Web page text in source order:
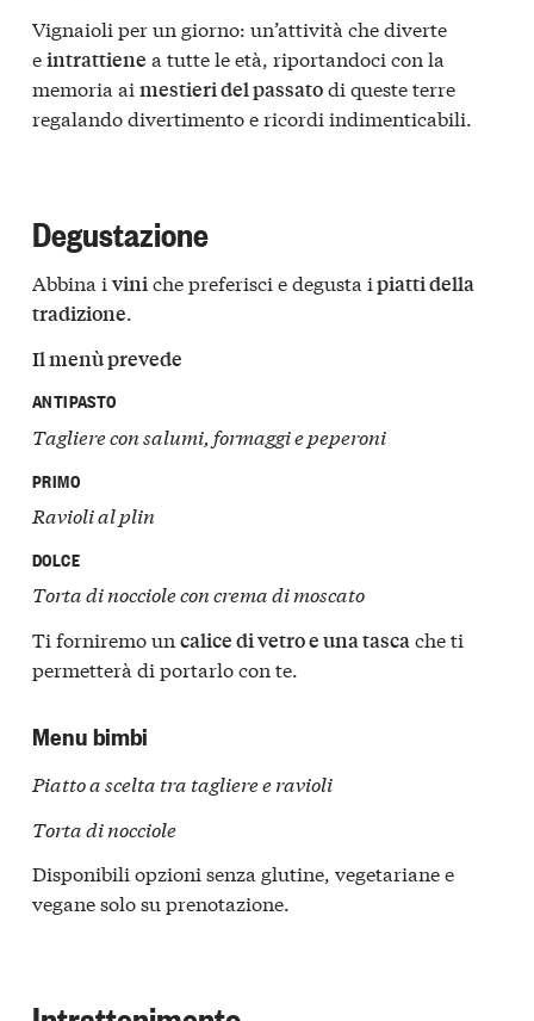
Vignaioli per un giorno: un’attività che diverte
eintrattiene a tutte le età, riportandoci con la
memoria ai mestieri del passatodi queste terre
regalando divertimento e ricordi indimenticabili.
Degustazione
Abbina i viniche preferisci e degusta ipiatti della
tradizione.
Il menù prevede
ANTIPASTO
Tagliere con salumi, formaggi e peperoni
PRIMO
Ravioli al plin
DOLCE
Torta di nocciole con crema di moscato
Ti forniremo un calice di vetro e una tascache ti
permetterà di portarlo con te.
Menu bimbi
Piatto a scelta tra tagliere e ravioli
Torta di nocciole
Disponibili opzioni senza glutine, vegetariane e
vegane solo su prenotazione.